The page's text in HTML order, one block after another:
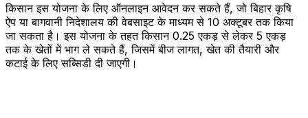
किसान इस योजना के लिए ऑनलाइन आवेदन कर सकते हैं, जो बिहार कृषि
ऐप या बागवानी निदेशालय की वेबसाइट के माध्यम से 10 अक्टूबर तक किया
जा सकता है। इस योजना के तहत किसान 0.25 एकड़ से लेकर 5 एकड़
तक के खेतों में भाग ले सकते हैं, जिसमें बीज लागत, खेत की तैयारी और
कटाई के लिए सब्सिडी दी जाएगी।